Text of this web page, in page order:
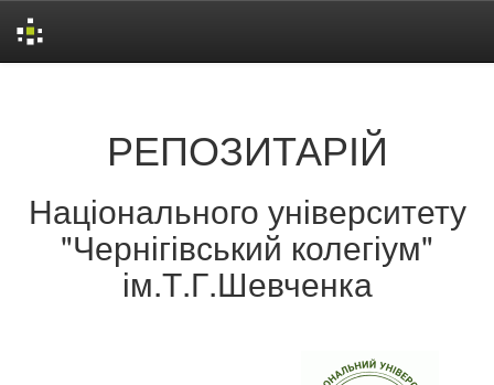
РЕПОЗИТАРІЙ
Національного університету
"Чернігівський колегіум"
ім.Т.Г.Шевченка